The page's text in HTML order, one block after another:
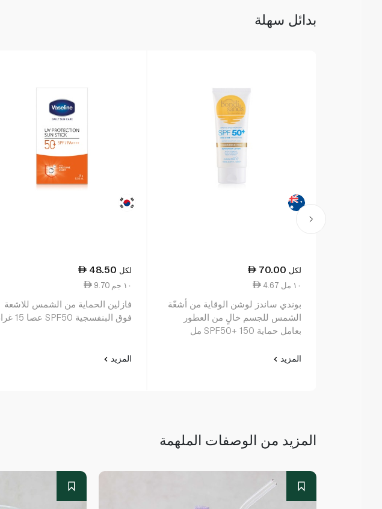
بدائل سهلة
70.00 لكل
4.67 ١٠ مل
بوندي ساندز لوشن الوقاية من أشعّة
الشمس للجسم خالٍ من العطور
بعامل حماية SPF50+ 150 مل
المزيد
48.50 لكل
9.70 ١٠ جم
فازلين الحماية من الشمس للاشعة
فوق البنفسجية SPF50 عصا 15 غرام
المزيد
المزيد من الوصفات الملهمة